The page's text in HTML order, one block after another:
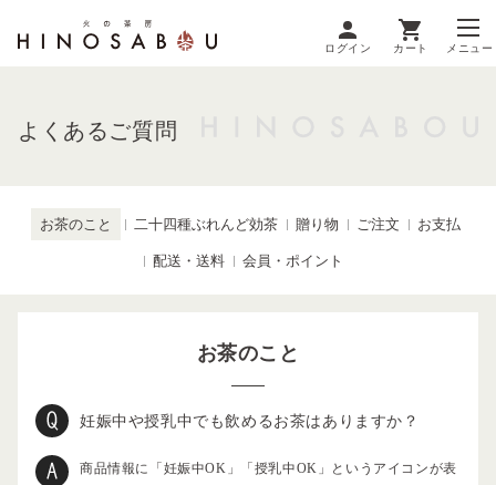
ログイン カート メニュー
よくあるご質問
お茶のこと 二十四種ぶれんど効茶 贈り物 ご注文 お支払
配送・送料 会員・ポイント
お茶のこと
妊娠中や授乳中でも飲めるお茶はありますか？
商品情報に「妊娠中OK」「授乳中OK」というアイコンが表